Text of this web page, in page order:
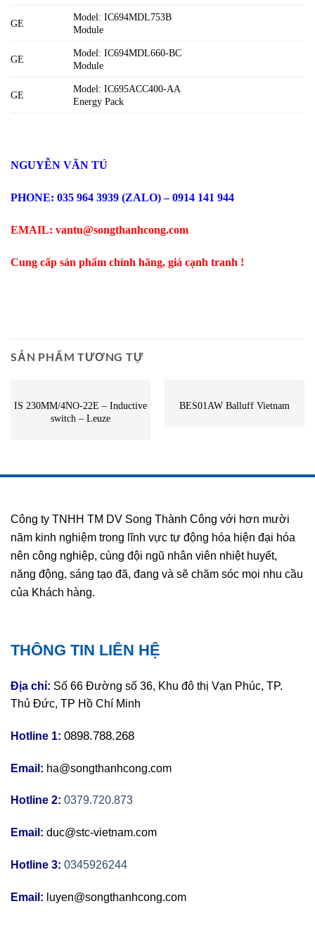
GE
Model: IC694MDL753B
Module
GE
Model: IC694MDL660-BC
Module
GE
Model: IC695ACC400-AA
Energy Pack
NGUYỄN VĂN TÚ
PHONE: 035 964 3939 (ZALO) – 0914 141 944
EMAIL: vantu@songthanhcong.com
Cung cấp sản phẩm chính hãng, giá cạnh tranh !
SẢN PHẨM TƯƠNG TỰ
IS 230MM/4NO-22E – Inductive
switch – Leuze
BES01AW Balluff Vietnam
Công ty TNHH TM DV Song Thành Công với hơn mười
năm kinh nghiệm trong lĩnh vực tự động hóa hiện đại hóa
nên công nghiệp, cùng đội ngũ nhân viên nhiệt huyết,
năng động, sáng tạo đã, đang và sẽ chăm sóc mọi nhu cầu
của Khách hàng.
THÔNG TIN LIÊN HỆ
Địa chỉ: Số 66 Đường số 36, Khu đô thị Vạn Phúc, TP.
Thủ Đức, TP Hồ Chí Minh
Hotline 1: 0898.788.268
Email: ha@songthanhcong.com
Hotline 2: 0379.720.873
Email: duc@stc-vietnam.com
Hotline 3: 0345926244
Email: luyen@songthanhcong.com